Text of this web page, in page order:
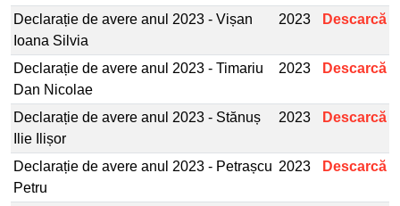
Declarație de avere anul 2023 - Vișan
Ioana Silvia
2023 Descarcă
Declarație de avere anul 2023 - Timariu
Dan Nicolae
2023 Descarcă
Declarație de avere anul 2023 - Stănuș
Ilie Ilișor
2023 Descarcă
Declarație de avere anul 2023 - Petrașcu
Petru
2023 Descarcă